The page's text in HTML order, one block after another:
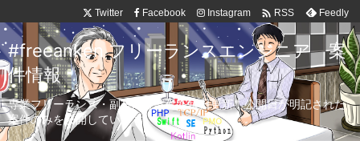
Twitter Facebook Instagram  RSS Feedly
#freeanken フリーランスエンジニア 案
件情報
専業フリーランス・副業向け案件を毎日更新！公開日が明記された
案件のみを公開しています。